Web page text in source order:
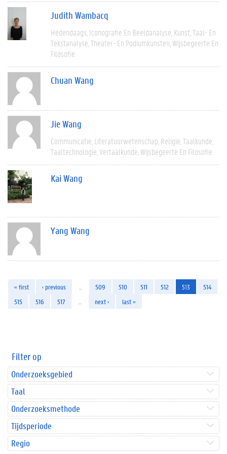
Judith Wambacq
Hedendaags Iconografie En Beeldanalyse Kunst Taal- En
Tekstanalyse Theater- En Podiumkunsten Wijsbegeerte En
Filosofie
Chuan Wang
Jie Wang
Communicatie Literatuurwetenschap Religie Taalkunde
Taaltechnologie Vertaalkunde Wijsbegeerte En Filosofie
Kai Wang
Yang Wang
« first ‹ previous 509 510 511 512 513
514
515
516 517 next › last »
Filter op
Onderzoeksgebied
Taal
Onderzoeksmethode
Tijdsperiode
Regio